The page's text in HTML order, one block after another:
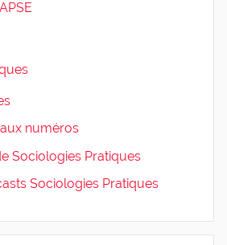
numéros
Sociologies Pratiques
Sociologies Pratiques